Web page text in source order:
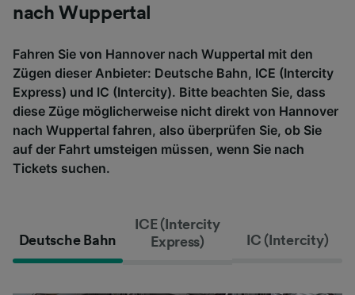
nach Wuppertal
Fahren Sie von Hannover nach Wuppertal mit den
Zügen dieser Anbieter: Deutsche Bahn, ICE (Intercity
Express) und IC (Intercity). Bitte beachten Sie, dass
diese Züge möglicherweise nicht direkt von Hannover
nach Wuppertal fahren, also überprüfen Sie, ob Sie
auf der Fahrt umsteigen müssen, wenn Sie nach
Tickets suchen.
Deutsche Bahn
ICE (Intercity
Express)
IC (Intercity)